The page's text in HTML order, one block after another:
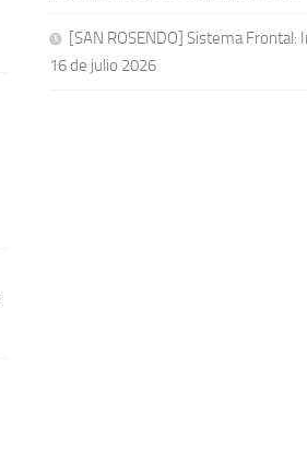
[SAN ROSENDO] Sistema Frontal:
16 de julio 2026